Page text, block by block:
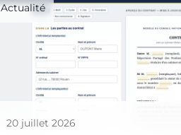
Actualité
20 juillet 2026